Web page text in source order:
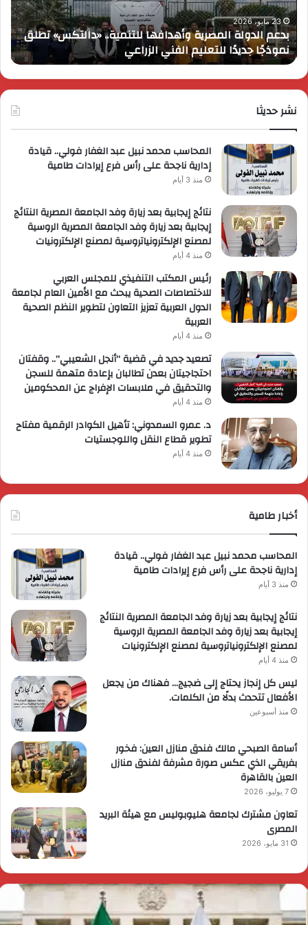
تطلق
نموذجًا
جديدًا
للتعليم
الفني
الزراعي
23 مايو، 2026
بدعم الدولة المصرية وأهدافها للتنمية.. «دالتكس» تطلق
نموذجًا جديدًا للتعليم الفني الزراعي
في
نشر حديثا
المحاسب محمد نبيل عبد الغفار فولي.. قيادة
إدارية ناجحة على رأس فرع إيرادات طامية
منذ 3 أيام
نتائج إيجابية بعد زيارة وفد الجامعة المصرية النتائج
إيجابية بعد زيارة وفد الجامعة المصرية الروسية
لمصنع الإلكترونياتروسية لمصنع الإلكترونيات
منذ 4 أيام
رئيس المكتب التنفيذي للمجلس العربي
للاختصاصات الصحية يبحث مع الأمين العام لجامعة
الدول العربية تعزيز التعاون لتطوير النظم الصحية
العربية
منذ 4 أيام
تصعيد جديد في قضية “أنجل الشعيبي”.. وقفتان
احتجاجيتان بعدن تطالبان بإعادة متهمة للسجن
والتحقيق في ملابسات الإفراج عن المحكومين
منذ 4 أيام
د. عمرو السمدوني: تأهيل الكوادر الرقمية مفتاح
تطوير قطاع النقل واللوجستيات
منذ 4 أيام
أخبار طامية
المحاسب محمد نبيل عبد الغفار فولي.. قيادة
إدارية ناجحة على رأس فرع إيرادات طامية
منذ 3 أيام
نتائج إيجابية بعد زيارة وفد الجامعة المصرية النتائج
إيجابية بعد زيارة وفد الجامعة المصرية الروسية
لمصنع الإلكترونياتروسية لمصنع الإلكترونيات
منذ 4 أيام
ليس كل إنجاز يحتاج إلى ضجيج… فهناك من يجعل
الأفعال تتحدث بدلًا من الكلمات.
منذ أسبوعين
أسامة الصبحي مالك فندق منازل العين: فخور
بفريقي الذي عكس صورة مشرفة لفندق منازل
العين بالقاهرة
7 يوليو، 2026
تعاون مشترك لجامعة هليوبوليس مع هيئة البريد
المصرى
31 مايو، 2026
الحرس
يخـ